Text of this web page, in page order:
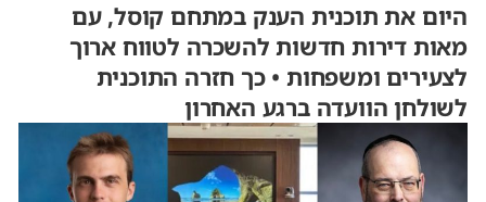
היום את תוכנית הענק במתחם קוסל, עם
מאות דירות חדשות להשכרה לטווח ארוך
לצעירים ומשפחות • כך חזרה התוכנית
לשולחן הוועדה ברגע האחרון